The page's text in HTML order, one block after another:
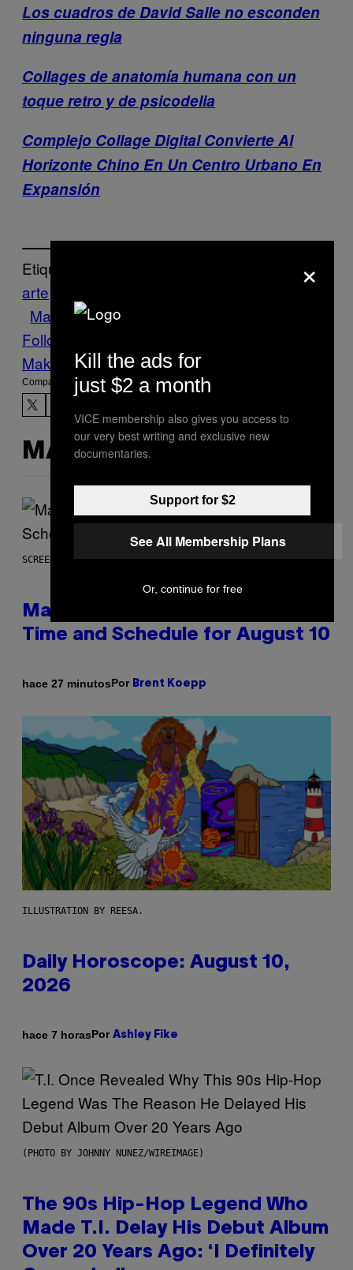
Los cuadros de David Salle no esconden
ninguna regla
Collages de anatomía humana con un
toque retro y de psicodelia
Complejo Collage Digital Convierte Al
Horizonte Chino En Un Centro Urbano En
Expansión
Etiquetado:
arte
Marcel Lisboa
Follow Us On Discover
Make Us Preferred In Top Stories
Compartir:
MÁS DE LO MISMO
SCREENSHOT: EPIC GAMES
Mastery Monday Fortnite Start
Time and Schedule for August 10
hace 27 minutosPor Brent Koepp
ILLUSTRATION BY REESA.
Daily Horoscope: August 10,
2026
hace 7 horasPor Ashley Fike
(PHOTO BY JOHNNY NUNEZ/WIREIMAGE)
The 90s Hip-Hop Legend Who
Made T.I. Delay His Debut Album
Over 20 Years Ago: ‘I Definitely
×
Kill the ads for
just $2 a month
VICE membership also gives you access to
our very best writing and exclusive new
documentaries.
Support for $2
See All Membership Plans
Or, continue for free